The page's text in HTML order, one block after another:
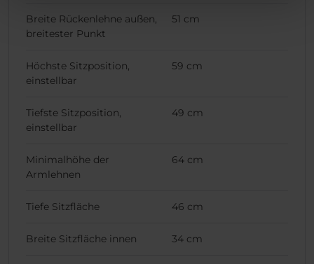
Breite Rückenlehne außen,
breitester Punkt
51 cm
Höchste Sitzposition,
einstellbar
59 cm
Tiefste Sitzposition,
einstellbar
49 cm
Minimalhöhe der
Armlehnen
64 cm
Tiefe Sitzfläche 46 cm
Breite Sitzfläche innen 34 cm